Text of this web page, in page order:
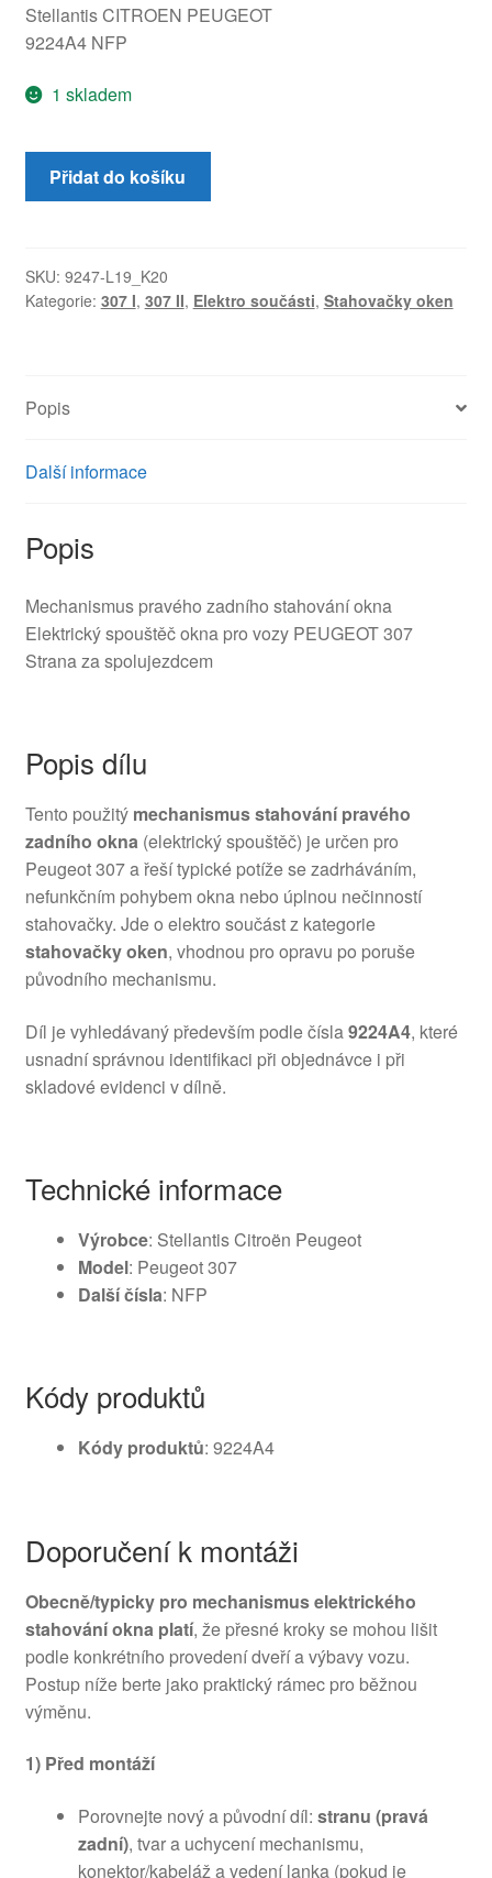
Stellantis CITROEN PEUGEOT
9224A4 NFP
1 skladem
Stahování
pravého
Peugeot
307
Přidat do košíku
SKU: 9247-L19_K20
Kategorie: 307 I, 307 II, Elektro součásti, Stahovačky oken
Popis
Další informace
Popis
Mechanismus pravého zadního stahování okna
Elektrický spouštěč okna pro vozy PEUGEOT 307
Strana za spolujezdcem
Popis dílu
Tento použitý mechanismus stahování pravého
zadního okna(elektrický spouštěč) je určen pro
Peugeot 307 a řeší typické potíže se zadrháváním,
nefunkčním pohybem okna nebo úplnou nečinností
stahovačky. Jde o elektro součást z kategorie
stahovačky oken, vhodnou pro opravu po poruše
původního mechanismu.
Díl je vyhledávaný především podle čísla9224A4, které
usnadní správnou identifikaci při objednávce i při
skladové evidenci v dílně.
Technické informace
Výrobce: Stellantis Citroën Peugeot
Model: Peugeot 307
Další čísla: NFP
Kódy produktů
Kódy produktů: 9224A4
Doporučení k montáži
Obecně/typicky pro mechanismus elektrického
stahování okna platí, že přesné kroky se mohou lišit
podle konkrétního provedení dveří a výbavy vozu.
Postup níže berte jako praktický rámec pro běžnou
výměnu.
1) Před montáží
Porovnejte nový a původní díl: stranu (pravá
zadní), tvar a uchycení mechanismu,
konektor/kabeláž a vedení lanka (pokud je